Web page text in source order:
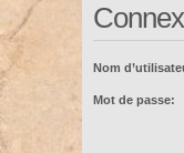
Nom
Mot de passe: